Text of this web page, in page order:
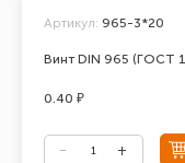
Винт DIN 965 (ГОСТ
Артикул: 965-3*20
0.40 ₽